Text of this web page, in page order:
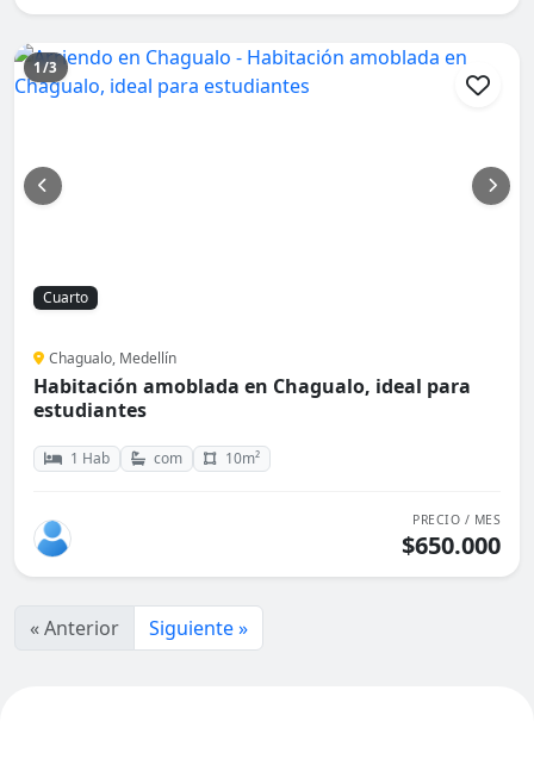
1/3
Cuarto
Chagualo, Medellín
Habitación amoblada en Chagualo, ideal para
estudiantes
1 Hab com 10m²
PRECIO / MES
$650.000
« Anterior Siguiente »